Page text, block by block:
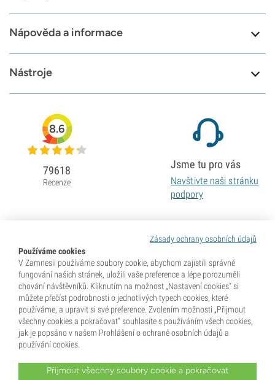
Nápověda a informace
Nástroje
Zásady ochrany osobních údajů
Používáme cookies
V Zamnesii používáme soubory cookie, abychom zajistili správné
fungování našich stránek, uložili vaše preference a lépe porozuměli
chování návštěvníků. Kliknutím na možnost „Nastavení cookies“ si
můžete přečíst podrobnosti o jednotlivých typech cookies, které
používáme, a upravit si své preference. Zvolením možnosti „Přijmout
všechny cookies a pokračovat“ souhlasíte s používáním všech cookies,
jak je popsáno v našem Prohlášení o ochraně osobních údajů a
používání cookies.
Přijmout všechny soubory cookie a pokračovat
8.6
79618
Recenze
Jsme tu pro vás
Navštivte naši stránku
podpory
* Semena se prodávají jako sběratelské předměty. Klíčení semen je v mnoha zemích nezákonné. Před